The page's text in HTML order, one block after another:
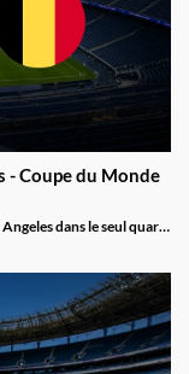
- Coupe du Monde
dans le seul quart
en cinq matchs,
les États-Unis.